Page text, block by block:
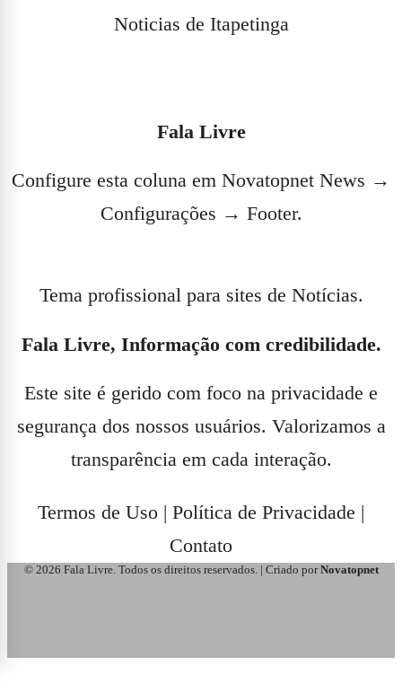
Noticias de Itapetinga
Fala Livre
Configure esta coluna em Novatopnet News →
Configurações → Footer.
Tema profissional para sites de Notícias.
Fala Livre, Informação com credibilidade.
Este site é gerido com foco na privacidade e
segurança dos nossos usuários. Valorizamos a
transparência em cada interação.
Termos de Uso | Política de Privacidade |
Contato
© 2026 Fala Livre. Todos os direitos reservados. | Criado porNovatopnet